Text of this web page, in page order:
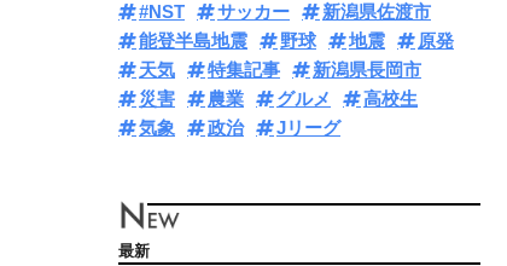
#NST
サッカー
新潟県佐渡市
能登半島地震
野球 地震
原発
天気
特集記事
新潟県長岡市
災害
農業 グルメ
高校生
気象
政治 Jリーグ
最新